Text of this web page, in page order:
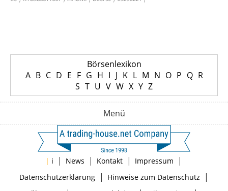
Börsenlexikon
A B C D E F G H I J K L M N O P Q R
S T U V W X Y Z
Menü
| i | News | Kontakt | Impressum |
Datenschutzerklärung| Hinweise zum Datenschutz |